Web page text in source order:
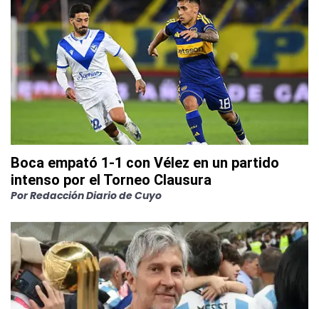
Boca empató 1-1 con Vélez en un partido
intenso por el Torneo Clausura
PorRedacción Diario de Cuyo